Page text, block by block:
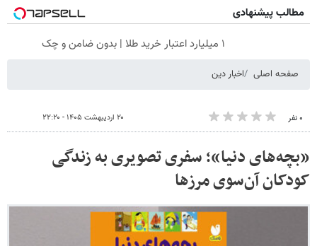
مطالب پیشنهادی
۱ میلیارد اعتبار خرید طلا | بدون ضامن و چک
صفحه اصلی اخبار دین
۰ نفر ۲۰ اردیبهشت ۱۴۰۵ - ۲۲:۲۰
«بچه‌های دنیا»؛ سفری تصویری به زندگی
کودکان آن‌سوی مرزها